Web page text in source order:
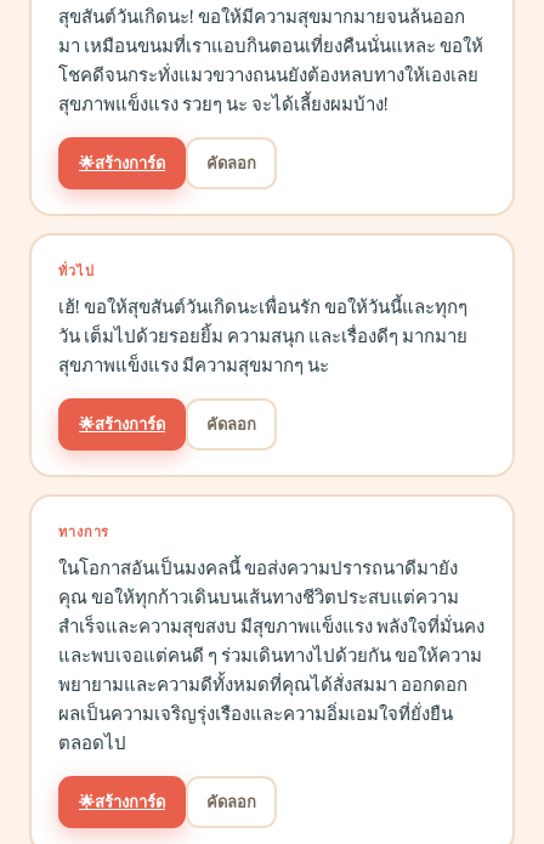
สุขสันต์วันเกิดนะ! ขอให้มีความสุขมากมายจนล้นออก
มา เหมือนขนมที่เราแอบกินตอนเที่ยงคืนนั่นแหละ ขอให้
โชคดีจนกระทั่งแมวขวางถนนยังต้องหลบทางให้เองเลย
สุขภาพแข็งแรง รวยๆ นะ จะได้เลี้ยงผมบ้าง!
🌟สร้างการ์ด คัดลอก
ทั่วไป
เฮ้! ขอให้สุขสันต์วันเกิดนะเพื่อนรัก ขอให้วันนี้และทุกๆ
วัน เต็มไปด้วยรอยยิ้ม ความสนุก และเรื่องดีๆ มากมาย
สุขภาพแข็งแรง มีความสุขมากๆ นะ
🌟สร้างการ์ด คัดลอก
ทางการ
ในโอกาสอันเป็นมงคลนี้ ขอส่งความปรารถนาดีมายัง
คุณ ขอให้ทุกก้าวเดินบนเส้นทางชีวิตประสบแต่ความ
สำเร็จและความสุขสงบ มีสุขภาพแข็งแรง พลังใจที่มั่นคง
และพบเจอแต่คนดี ๆ ร่วมเดินทางไปด้วยกัน ขอให้ความ
พยายามและความดีทั้งหมดที่คุณได้สั่งสมมา ออกดอก
ผลเป็นความเจริญรุ่งเรืองและความอิ่มเอมใจที่ยั่งยืน
ตลอดไป
🌟สร้างการ์ด คัดลอก